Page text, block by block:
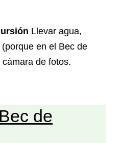
Llevar agua,
en el Bec de
de fotos.
de